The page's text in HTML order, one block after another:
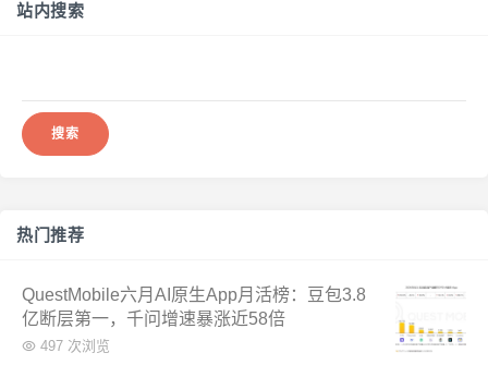
站内搜索
热门推荐
QuestMobile六月AI原生App月活榜：豆包3.8
亿断层第一，千问增速暴涨近58倍
497 次浏览